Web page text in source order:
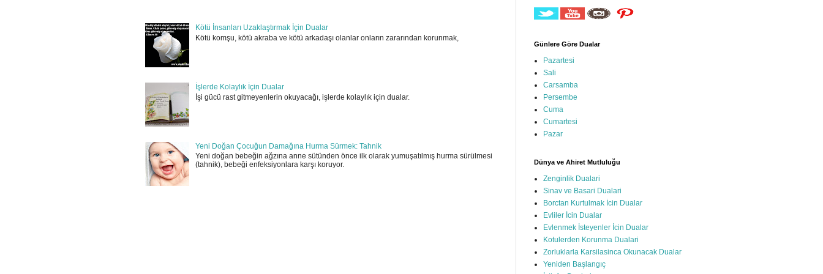
Kötü İnsanları Uzaklaştırmak İçin Dualar
Kötü komşu, kötü akraba ve kötü arkadaşı olanlar onların zararından korunmak,
İşlerde Kolaylık İçin Dualar
İşi gücü rast gitmeyenlerin okuyacağı, işlerde kolaylık için dualar.
Yeni Doğan Çocuğun Damağına Hurma Sürmek: Tahnik
Yeni doğan bebeğin ağzına anne sütünden önce ilk olarak yumuşatılmış hurma sürülmesi
(tahnik), bebeği enfeksiyonlara karşı koruyor.
Günlere Göre Dualar
Pazartesi
Sali
Carsamba
Persembe
Cuma
Cumartesi
Pazar
Dünya ve Ahiret Mutluluğu
Zenginlik Dualari
Sinav ve Basari Dualari
Borctan Kurtulmak İcin Dualar
Evliler İcin Dualar
Evlenmek İsteyenler İcin Dualar
Kotulerden Korunma Dualari
Zorluklarla Karsilasinca Okunacak Dualar
Yeniden Başlangıç